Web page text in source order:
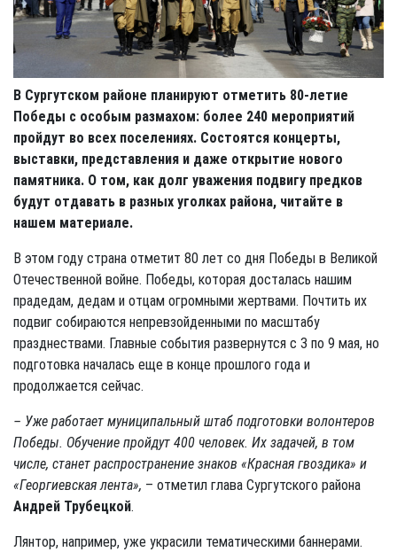
В Сургутском районе планируют отметить 80-летие
Победы с особым размахом: более 240 мероприятий
пройдут во всех поселениях. Состоятся концерты,
выставки, представления и даже открытие нового
памятника. О том, как долг уважения подвигу предков
будут отдавать в разных уголках района, читайте в
нашем материале.
В этом году страна отметит 80 лет со дня Победы в Великой
Отечественной войне. Победы, которая досталась нашим
прадедам, дедам и отцам огромными жертвами. Почтить их
подвиг собираются непревзойденными по масштабу
празднествами. Главные события развернутся с 3 по 9 мая, но
подготовка началась еще в конце прошлого года и
продолжается сейчас.
– Уже работает муниципальный штаб подготовки волонтеров
Победы. Обучение пройдут 400 человек. Их задачей, в том
числе, станет распространение знаков «Красная гвоздика» и
«Геор­гиевская лента», – отметил глава Сургутского района
Андрей Трубецкой.
Лянтор, например, уже украсили тематическими баннерами.